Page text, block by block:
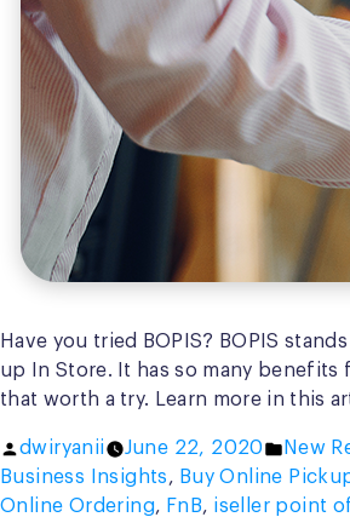
Have you tried BOPIS? BOPIS
up In Store. It has so many benefits
that worth a try. Learn more in this
Posted
by
dwiryanii June 22, 2020
Posted
in
New
Business Insights, Buy Online
Online Ordering, FnB, iseller point